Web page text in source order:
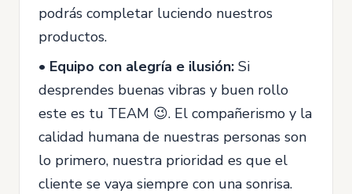
podrás completar luciendo nuestros
productos.
• Equipo con alegría e ilusión: Si
desprendes buenas vibras y buen rollo
este es tu TEAM 😉. El compañerismo y la
calidad humana de nuestras personas son
lo primero, nuestra prioridad es que el
cliente se vaya siempre con una sonrisa.